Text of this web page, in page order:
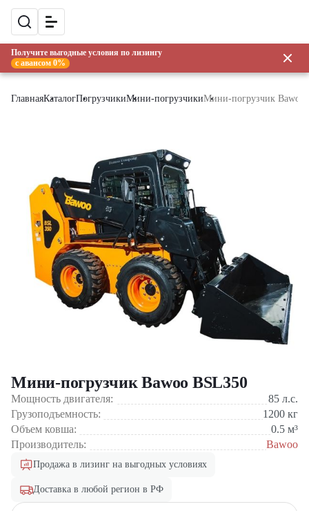
Получите выгодные условия по лизингу
с авансом 0%
ГлавнаяКаталогПогрузчикиМини-погрузчикиМини-погрузчик Bawoo
Мини-погрузчик Bawoo BSL350
Мощность двигателя: 85 л.с.
Грузоподъемность:
1200 кг
Объем ковша:
0.5 м³
Производитель:
Bawoo
Продажа в лизинг на выгодных условиях
Доставка в любой регион в РФ